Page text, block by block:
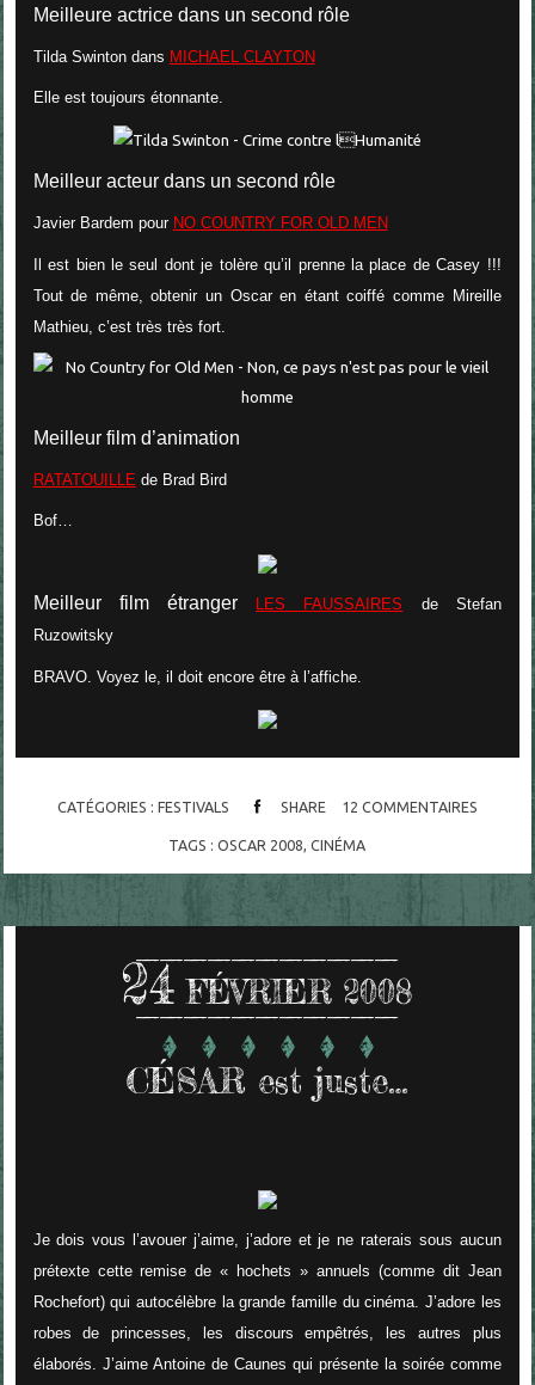
Meilleure actrice dans un second rôle
Tilda Swinton dans MICHAEL CLAYTON
Elle est toujours étonnante.
Meilleur acteur dans un second rôle
Javier Bardem pour NO COUNTRY FOR OLD MEN
Il est bien le seul dont je tolère qu’il prenne la place de Casey !!!
Tout de même, obtenir un Oscar en étant coiffé comme Mireille
Mathieu, c’est très très fort.
Meilleur film d’animation
RATATOUILLE de Brad Bird
Bof…
Meilleur film étranger LES FAUSSAIRES de Stefan
Ruzowitsky
BRAVO. Voyez le, il doit encore être à l’affiche.
CATÉGORIES : FESTIVALS SHARE 12 COMMENTAIRES
TAGS :OSCAR 2008,CINÉMA
24 FÉVRIER 2008
CÉSAR est juste…
Je dois vous l’avouer j’aime, j’adore et je ne raterais sous aucun
prétexte cette remise de « hochets » annuels (comme dit Jean
Rochefort) qui autocélèbre la grande famille du cinéma. J’adore les
robes de princesses, les discours empêtrés, les autres plus
élaborés. J’aime Antoine de Caunes qui présente la soirée comme